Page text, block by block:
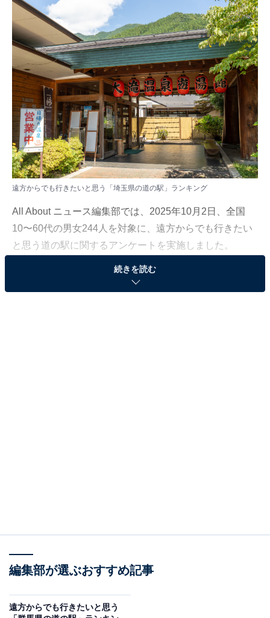
遠方からでも行きたいと思う「埼玉県の道の駅」ランキング
All About ニュース編集部では、2025年10月2日、全国
10〜60代の男女244人を対象に、遠方からでも行きたい
と思う道の駅に関するアンケートを実施しました。
その中から、「遠方からでも行きたいと思う『埼玉県の
いところだから」（40代男性／岐阜県）、「温泉施設が
続きを読む
編集部が選ぶおすすめ記事
遠方からでも行きたいと思う